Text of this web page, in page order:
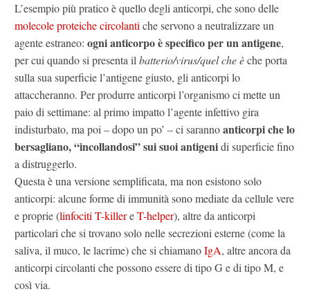
L’esempio più pratico è quello degli anticorpi, che sono delle
molecole proteiche circolantiche servono a neutralizzare un
agente estraneo: ogni anticorpo è specifico per un antigene,
per cui quando si presenta ilbatterio/virus/quel che èche porta
sulla sua superficie l’antigene giusto, gli anticorpi lo
attaccheranno. Per produrre anticorpi l’organismo ci mette un
paio di settimane: al primo impatto l’agente infettivo gira
indisturbato, ma poi – dopo un po’ – ci sarannoanticorpi che lo
bersagliano, “incollandosi” sui suoi antigenidi superficie fino
a distruggerlo.
Questa è una versione semplificata, ma non esistono solo
anticorpi: alcune forme di immunità sono mediate da cellule vere
e proprie (linfociti T-killereT-helper), altre da anticorpi
particolari che si trovano solo nelle secrezioni esterne (come la
saliva, il muco, le lacrime) che si chiamanoIgA, altre ancora da
anticorpi circolanti che possono essere di tipo G e di tipo M, e
così via.